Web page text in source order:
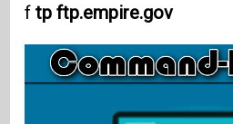
ftp ftp.empire.gov